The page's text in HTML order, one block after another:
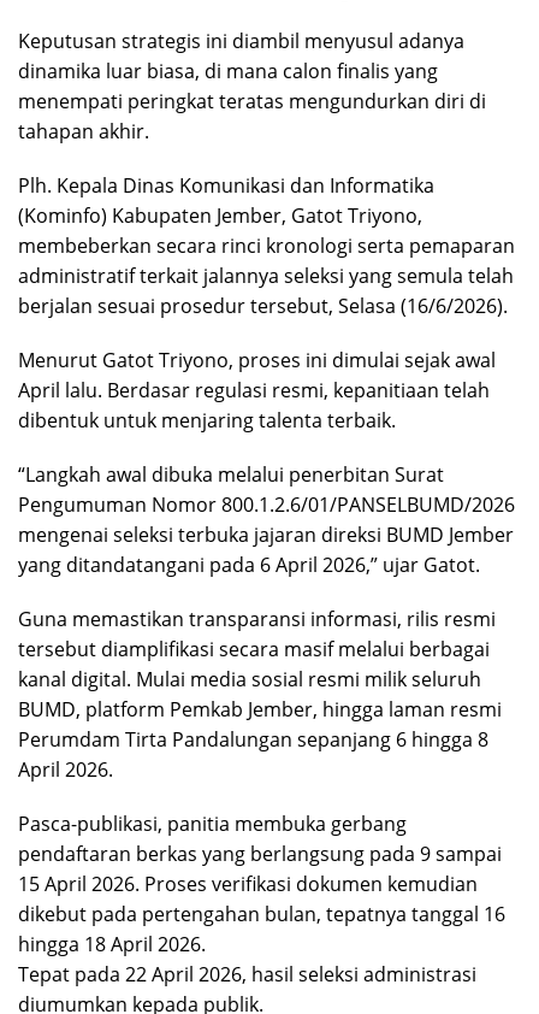
Keputusan strategis ini diambil menyusul adanya
dinamika luar biasa, di mana calon finalis yang
menempati peringkat teratas mengundurkan diri di
tahapan akhir.
Plh. Kepala Dinas Komunikasi dan Informatika
(Kominfo) Kabupaten Jember, Gatot Triyono,
membeberkan secara rinci kronologi serta pemaparan
administratif terkait jalannya seleksi yang semula telah
berjalan sesuai prosedur tersebut, Selasa (16/6/2026).
​Menurut Gatot Triyono, proses ini dimulai sejak awal
April lalu. Berdasar regulasi resmi, kepanitiaan telah
dibentuk untuk menjaring talenta terbaik.
“Langkah awal dibuka melalui penerbitan Surat
Pengumuman Nomor 800.1.2.6/01/PANSELBUMD/2026
mengenai seleksi terbuka jajaran direksi BUMD Jember
yang ditandatangani pada 6 April 2026,” ujar Gatot.
​Guna memastikan transparansi informasi, rilis resmi
tersebut diamplifikasi secara masif melalui berbagai
kanal digital. Mulai media sosial resmi milik seluruh
BUMD, platform Pemkab Jember, hingga laman resmi
Perumdam Tirta Pandalungan sepanjang 6 hingga 8
April 2026.
​Pasca-publikasi, panitia membuka gerbang
pendaftaran berkas yang berlangsung pada 9 sampai
15 April 2026. Proses verifikasi dokumen kemudian
dikebut pada pertengahan bulan, tepatnya tanggal 16
hingga 18 April 2026.
​Tepat pada 22 April 2026, hasil seleksi administrasi
diumumkan kepada publik.